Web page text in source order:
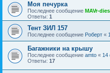
Моя печурка
Последнее сообщение MAVr-
Ответы: 1
Тент ЗИЛ 157
Последнее сообщение Роберт «
Багажники на крышу
Последнее сообщение amto « 14
Ответы: 17